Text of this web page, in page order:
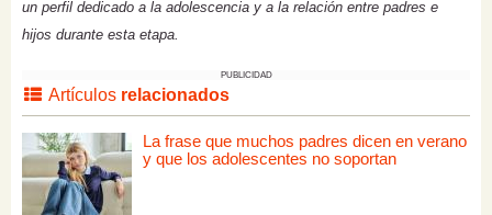
un perfil dedicado a la adolescencia y a la relación entre padres e
hijos durante esta etapa.
PUBLICIDAD
Artículos relacionados
La frase que muchos padres dicen en verano
y que los adolescentes no soportan